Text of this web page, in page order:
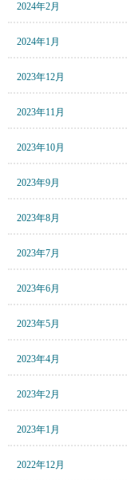
2024年2月
2024年1月
2023年12月
2023年11月
2023年10月
2023年9月
2023年8月
2023年7月
2023年6月
2023年5月
2023年4月
2023年2月
2023年1月
2022年12月